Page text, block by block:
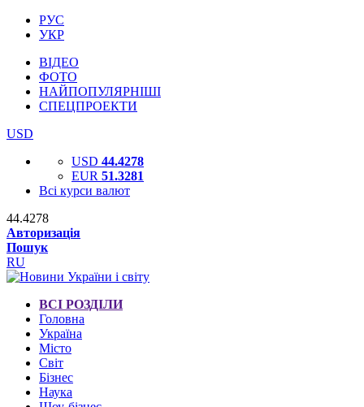
РУС
УКР
ВІДЕО
ФОТО
НАЙПОПУЛЯРНІШІ
СПЕЦПРОЕКТИ
USD
USD 44.4278
EUR 51.3281
Всі курси валют
44.4278
Авторизація
Пошук
RU
ВСІ РОЗДІЛИ
Головна
Україна
Місто
Світ
Бізнес
Наука